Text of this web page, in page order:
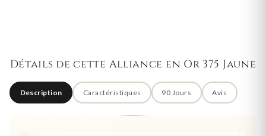
Détails de cette Alliance en Or 375 Jaune
Description Caractéristiques 90 Jours Avis